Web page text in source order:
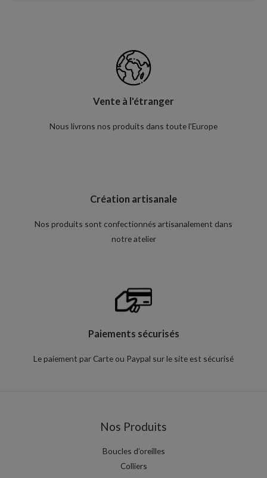
Vente à l'étranger
Nous livrons nos produits dans toute l'Europe
Création artisanale
Nos produits sont confectionnés artisanalement dans
notre atelier
Paiements sécurisés
Le paiement par Carte ou Paypal sur le site est sécurisé
Nos Produits
Boucles d’oreilles
Colliers